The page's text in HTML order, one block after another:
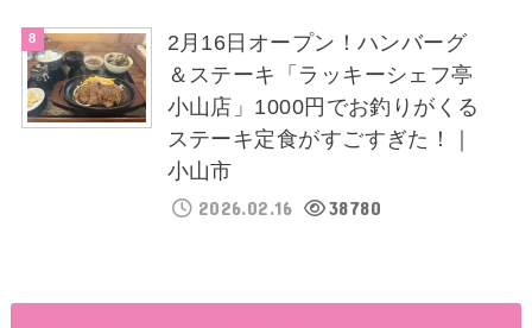
2月16日オープン！ハンバーグ
＆ステーキ「ラッキーシェフ亭
小山店」1000円でお釣りがくる
ステーキ定食がすごすぎた！｜
小山市
2026.02.16 38780